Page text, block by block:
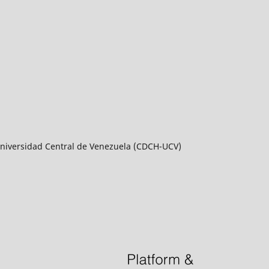
Central de Venezuela (CDCH-UCV)